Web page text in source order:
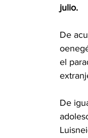
julio.
De
el
De